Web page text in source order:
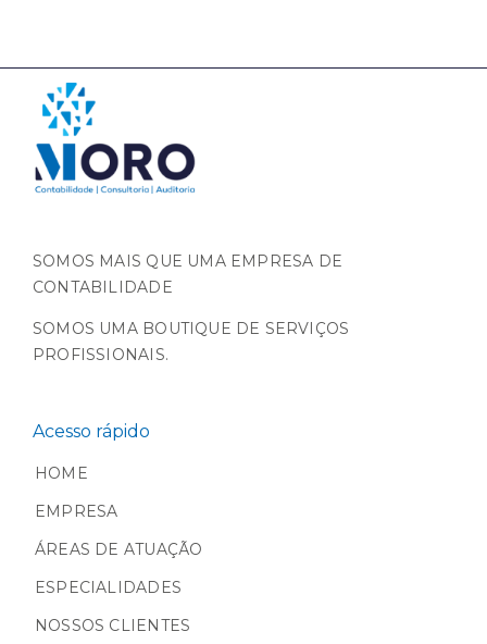
SOMOS MAIS QUE UMA EMPRESA DE
CONTABILIDADE
SOMOS UMA BOUTIQUE DE SERVIÇOS
PROFISSIONAIS.
Acesso rápido
HOME
EMPRESA
ÁREAS DE ATUAÇÃO
ESPECIALIDADES
NOSSOS CLIENTES